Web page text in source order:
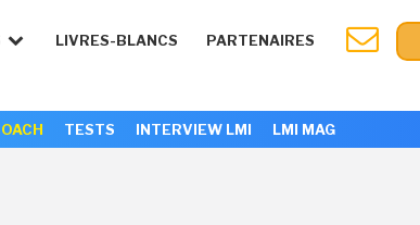
LIVRES-BLANCS PARTENAIRES
TESTS INTERVIEW LMI LMI MAG